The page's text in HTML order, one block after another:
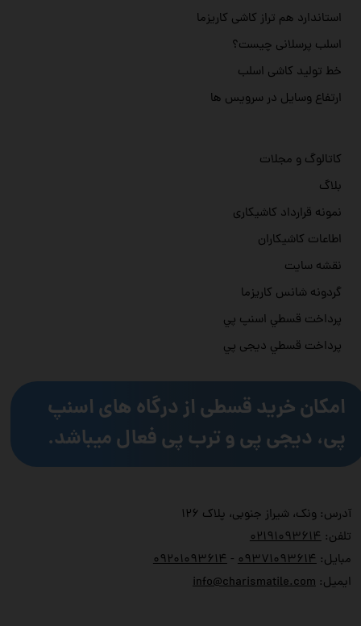
آدرس: ونک، شیراز جنوبی، پلاک ۱۲۶
تلفن:
۰۲۱۹۱۰۹۳۶۱۴
مبایل:
۰۹۳۷۱۰۹۳۶۱۴ - ۰۹۲۰۱۰۹۳۶۱۴
ایمیل:info@charismatile.com
کاتالوگ و مجلات
بلاگ
نمونه قرارداد کاشیکاری
اطاعات کاشیکاران
نقشه سایت
گردونه شانس کاریزما
پرداخت قسطي اسنپ پي
پرداخت قسطي دیجی پي
استاندارد هم تراز کاشی کاریزما
اسلب پرسلانی چیست؟
خط تولید کاشی اسلب
ارتفاع وسایل در سرویس ها
امکان خرید قسطی از درگاه های اسنپ
پی، دیجی پی و ترب پی فعال میباشد.